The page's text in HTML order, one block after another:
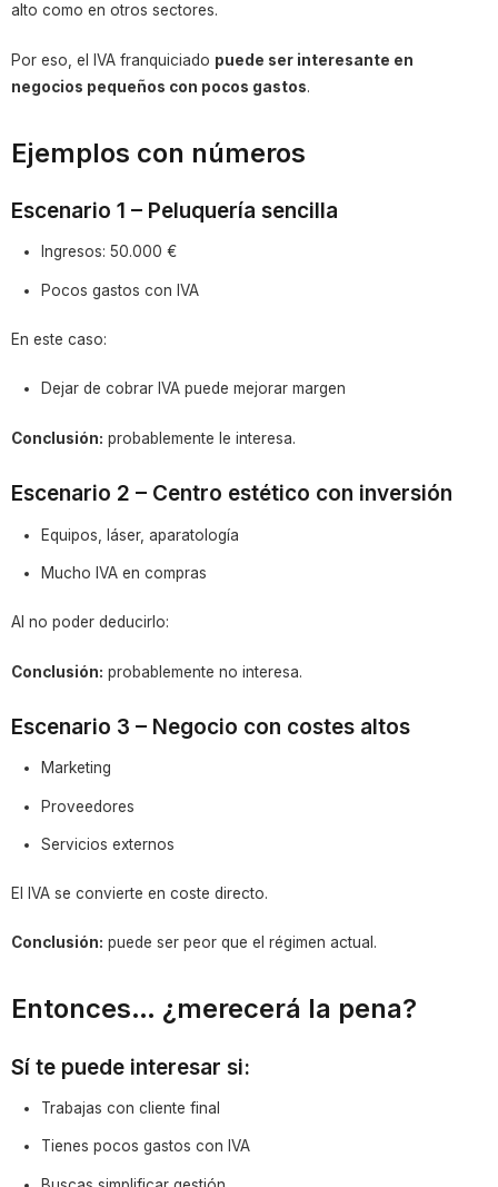
alto como en otros sectores.
Por eso, el IVA franquiciado puede ser interesante en
negocios pequeños con pocos gastos.
Ejemplos con números
Escenario 1 – Peluquería sencilla
Ingresos: 50.000 €
Pocos gastos con IVA
En este caso:
Dejar de cobrar IVA puede mejorar margen
Conclusión: probablemente le interesa.
Escenario 2 – Centro estético con inversión
Equipos, láser, aparatología
Mucho IVA en compras
Al no poder deducirlo:
Conclusión: probablemente no interesa.
Escenario 3 – Negocio con costes altos
Marketing
Proveedores
Servicios externos
El IVA se convierte en coste directo.
Conclusión: puede ser peor que el régimen actual.
Entonces… ¿merecerá la pena?
Sí te puede interesar si:
Trabajas con cliente final
Tienes pocos gastos con IVA